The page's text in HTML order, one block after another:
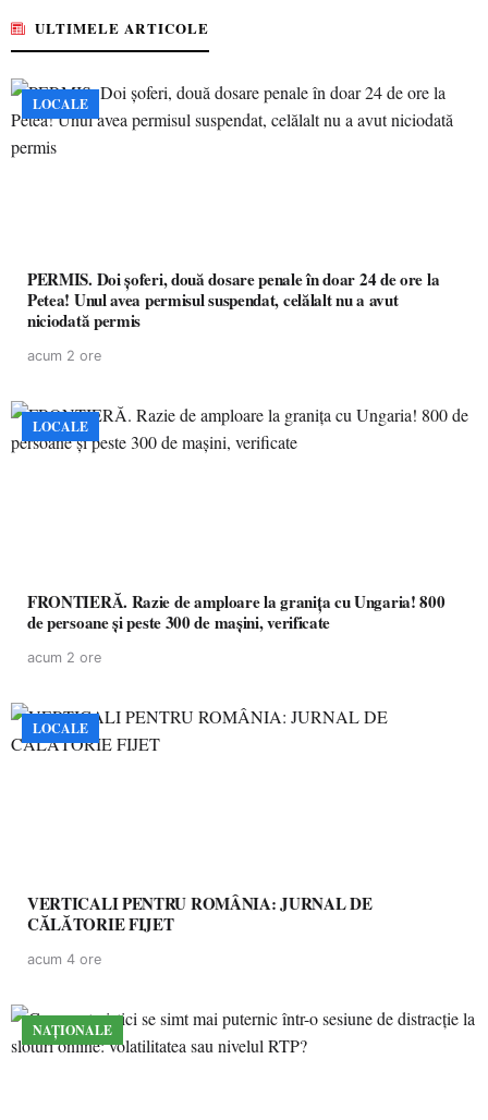
ULTIMELE ARTICOLE
LOCALE
PERMIS. Doi șoferi, două dosare penale în doar 24 de ore la
Petea! Unul avea permisul suspendat, celălalt nu a avut
niciodată permis
acum 2 ore
LOCALE
FRONTIERĂ. Razie de amploare la granița cu Ungaria! 800
de persoane și peste 300 de mașini, verificate
acum 2 ore
LOCALE
VERTICALI PENTRU ROMÂNIA: JURNAL DE
CĂLĂTORIE FIJET
acum 4 ore
NAȚIONALE